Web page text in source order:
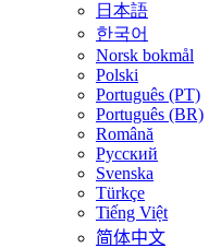
日本語
한국어
Norsk bokmål
Polski
Português (PT)
Português (BR)
Română
Русский
Svenska
Türkçe
Tiếng Việt
简体中文